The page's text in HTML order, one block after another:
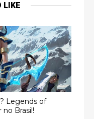
LIKE
Legends of
Brasil!